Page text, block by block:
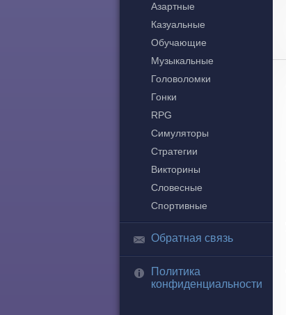
Азартные
Казуальные
Обучающие
Музыкальные
Головоломки
Гонки
RPG
Симуляторы
Стратегии
Викторины
Словесные
Спортивные
Обратная связь
Политика
конфиденциальности